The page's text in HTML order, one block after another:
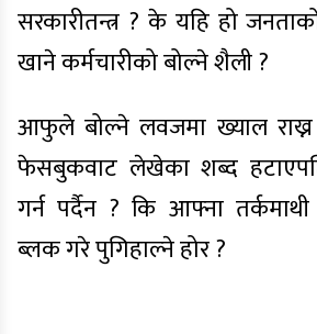
सरकारीतन्त्र ? के यहि हो
खाने कर्मचारीको बोल्ने शैली ?
आफुले बोल्ने लवजमा ख्याल
फेसबुकवाट लेखेका शब्द
गर्न पर्दैन ? कि आफ्ना
ब्लक गरे पुगिहाल्ने होर ?